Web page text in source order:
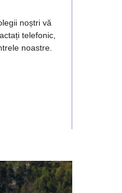
noștri vă
telefonic,
noastre.